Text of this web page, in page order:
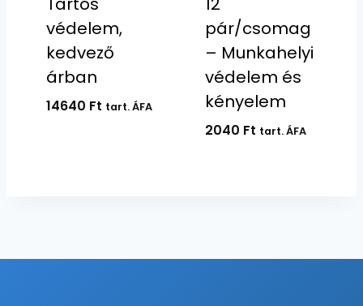
védelem,
kedvező
árban
14640 Ft tart. ÁFA
pár/csomag
– Munkahelyi
védelem és
kényelem
2040 Ft tart. ÁFA